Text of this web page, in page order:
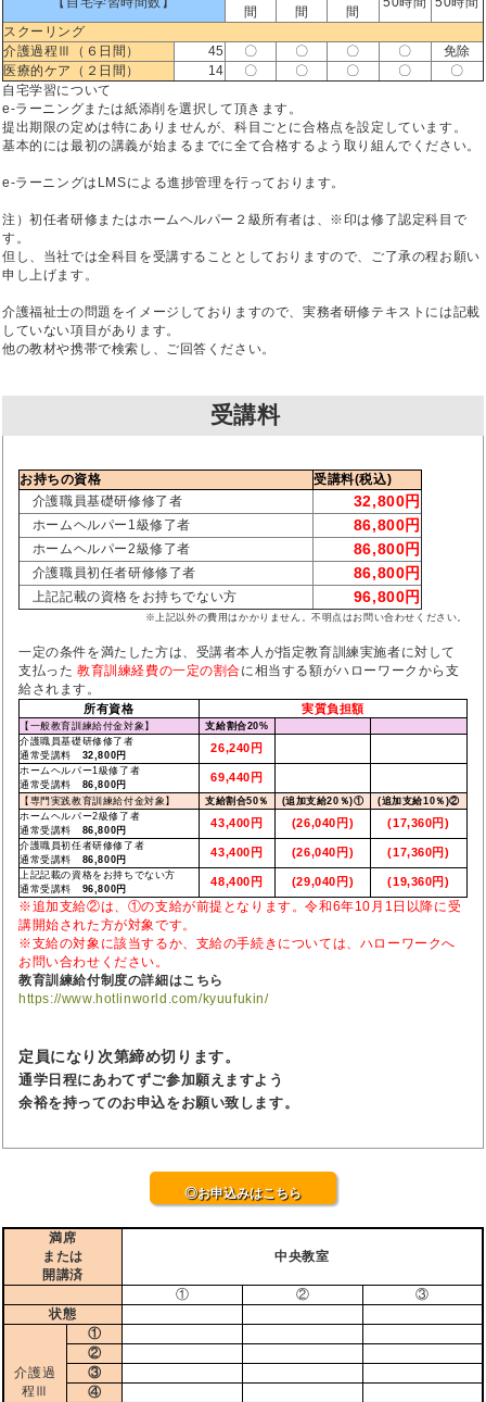
間
間
間
スクーリング
介護過程Ⅲ（６日間）
45 〇 〇 〇 〇
免除
医療的ケア（２日間）
14 〇 〇 〇 〇
〇
自宅学習について
e-ラーニングまたは紙添削を選択して頂きます。
提出期限の定めは特にありませんが、科目ごとに合格点を設定しています。
基本的には最初の講義が始まるまでに全て合格するよう取り組んでください。
e-ラーニングはLMSによる進捗管理を行っております。
注）初任者研修またはホームヘルパー２級所有者は、※印は修了認定科目で
す。
但し、当社では全科目を受講することとしておりますので、ご了承の程お願い
申し上げます。
介護福祉士の問題をイメージしておりますので、実務者研修テキストには記載
していない項目があります。
他の教材や携帯で検索し、ご回答ください。
受講料
お持ちの資格
受講料(税込)
介護職員基礎研修修了者
32,800円
ホームヘルパー1級修了者 86,800円
ホームヘルパー2級修了者 86,800円
介護職員初任者研修修了者 86,800円
上記記載の資格をお持ちでない方 96,800円
※上記以外の費用はかかりません。不明点はお問い合わせください。
一定の条件を満たした方は、受講者本人が指定教育訓練実施者に対して
支払った 教育訓練経費の一定の割合に相当する額がハローワークから支
給されます。
所有資格 実質負担額
【一般教育訓練給付金対象】 支給割合20%
介護職員基礎研修修了者
通常受講料 32,800円
26,240円
ホームヘルパー1級修了者
通常受講料 86,800円
69,440円
【専門実践教育訓練給付金対象】 支給割合50％ (追加支給20％)① (追加支給10％)②
ホームヘルパー2級修了者
通常受講料 86,800円
43,400円 (26,040円) (17,360円)
介護職員初任者研修修了者
通常受講料 86,800円
43,400円 (26,040円) (17,360円)
上記記載の資格をお持ちでない方
通常受講料 96,800円
48,400円 (29,040円) (19,360円)
※追加支給②は、①の支給が前提となります。令和6年10月1日以降に受
講開始された方が対象です。
※支給の対象に該当するか、支給の手続きについては、ハローワークへ
お問い合わせください。
教育訓練給付制度の詳細はこちら
https://www.hotlinworld.com/kyuufukin/
定員になり次第締め切ります。
通学日程にあわてずご参加願えますよう
余裕を持ってのお申込をお願い致します。
◎お申込みはこちら
満席
または
開講済
中央教室
① ②
③
状態
介護過
程Ⅲ
①
②
③
④